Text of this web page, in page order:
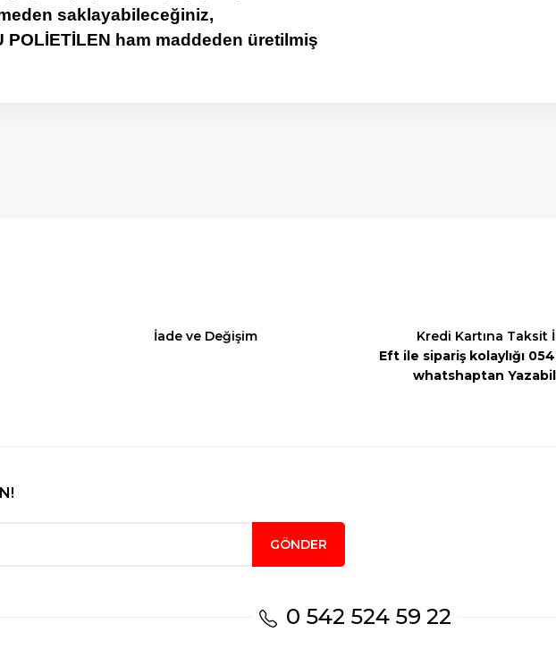
saklayabileceğiniz,
POLİETİLEN ham maddeden üretilmiş
İade ve Değişim
Kredi Kartına Taksit
Eft ile sipariş kolaylığı
whatshaptan
GÖNDER
0 542 524 59 22